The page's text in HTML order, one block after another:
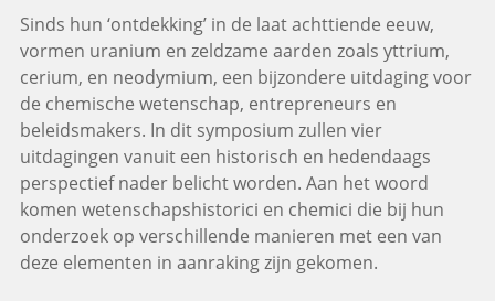
Sinds hun ‘ontdekking’ in de laat achttiende eeuw,
vormen uranium en zeldzame aarden zoals yttrium,
cerium, en neodymium, een bijzondere uitdaging voor
de chemische wetenschap, entrepreneurs en
beleidsmakers. In dit symposium zullen vier
uitdagingen vanuit een historisch en hedendaags
perspectief nader belicht worden. Aan het woord
komen wetenschapshistorici en chemici die bij hun
onderzoek op verschillende manieren met een van
deze elementen in aanraking zijn gekomen.